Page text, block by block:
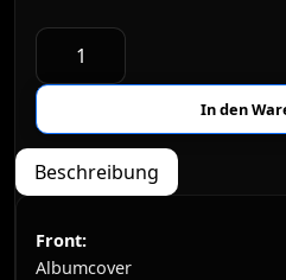
Beschreibung
Front:
Albumcover